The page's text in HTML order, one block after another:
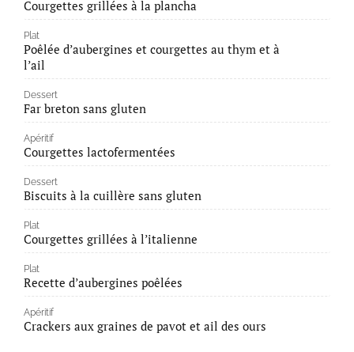
Courgettes grillées à la plancha
Plat
Poêlée d’aubergines et courgettes au thym et à
l’ail
Dessert
Far breton sans gluten
Apéritif
Courgettes lactofermentées
Dessert
Biscuits à la cuillère sans gluten
Plat
Courgettes grillées à l’italienne
Plat
Recette d’aubergines poêlées
Apéritif
Crackers aux graines de pavot et ail des ours